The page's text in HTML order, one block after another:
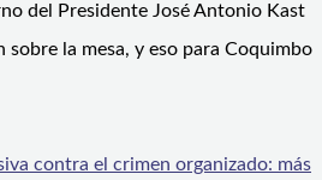
del Presidente José Antonio Kast
sobre la mesa, y eso para Coquimbo